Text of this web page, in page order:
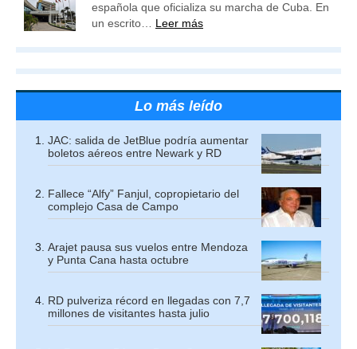
española que oficializa su marcha de Cuba. En
un escrito… Leer más
Lo más leído
JAC: salida de JetBlue podría aumentar
boletos aéreos entre Newark y RD
Fallece “Alfy” Fanjul, copropietario del
complejo Casa de Campo
Arajet pausa sus vuelos entre Mendoza
y Punta Cana hasta octubre
RD pulveriza récord en llegadas con 7,7
millones de visitantes hasta julio